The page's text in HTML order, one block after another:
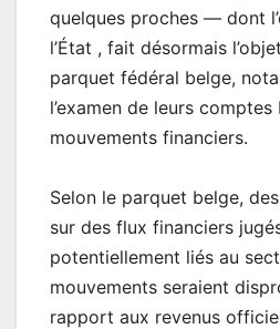
quelques proches — dont
l’État , fait désormais
parquet fédéral belge,
l’examen de leurs
mouvements financiers.
Selon le parquet belge,
sur des flux financiers
potentiellement liés au
mouvements seraient
rapport aux revenus